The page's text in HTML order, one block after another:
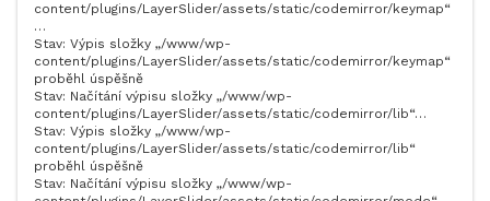
content/plugins/LayerSlider/assets/static/codemirror/keymap“
…
Stav: Výpis složky „/www/wp-
content/plugins/LayerSlider/assets/static/codemirror/keymap“
proběhl úspěšně
Stav: Načítání výpisu složky „/www/wp-
content/plugins/LayerSlider/assets/static/codemirror/lib“…
Stav: Výpis složky „/www/wp-
content/plugins/LayerSlider/assets/static/codemirror/lib“
proběhl úspěšně
Stav: Načítání výpisu složky „/www/wp-